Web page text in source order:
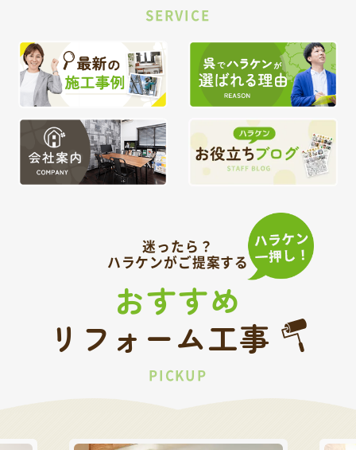
SERVICE
迷ったら？
ハラケンがご提案する
おすすめ
リフォーム工事
PICKUP